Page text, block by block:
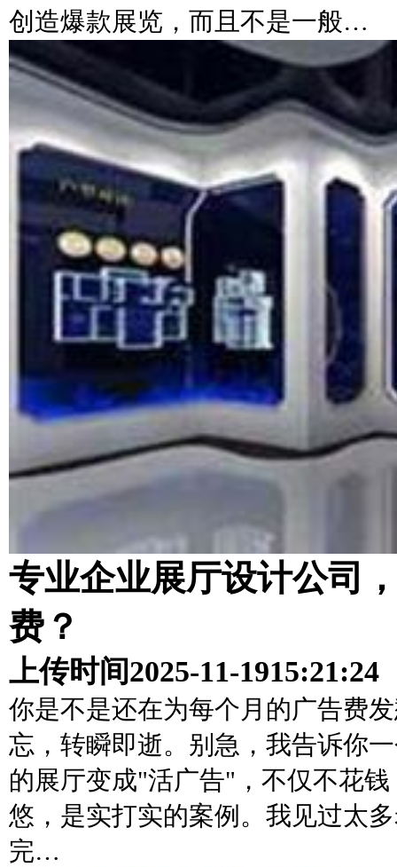
创造爆款展览，而且不是一般…
专业企业展厅设计公司
费？
上传时间2025-11-1915:21:24
你是不是还在为每个月的广告费
忘，转瞬即逝。别急，我告诉你
的展厅变成"活广告"，不仅不花
悠，是实打实的案例。我见过太
完…